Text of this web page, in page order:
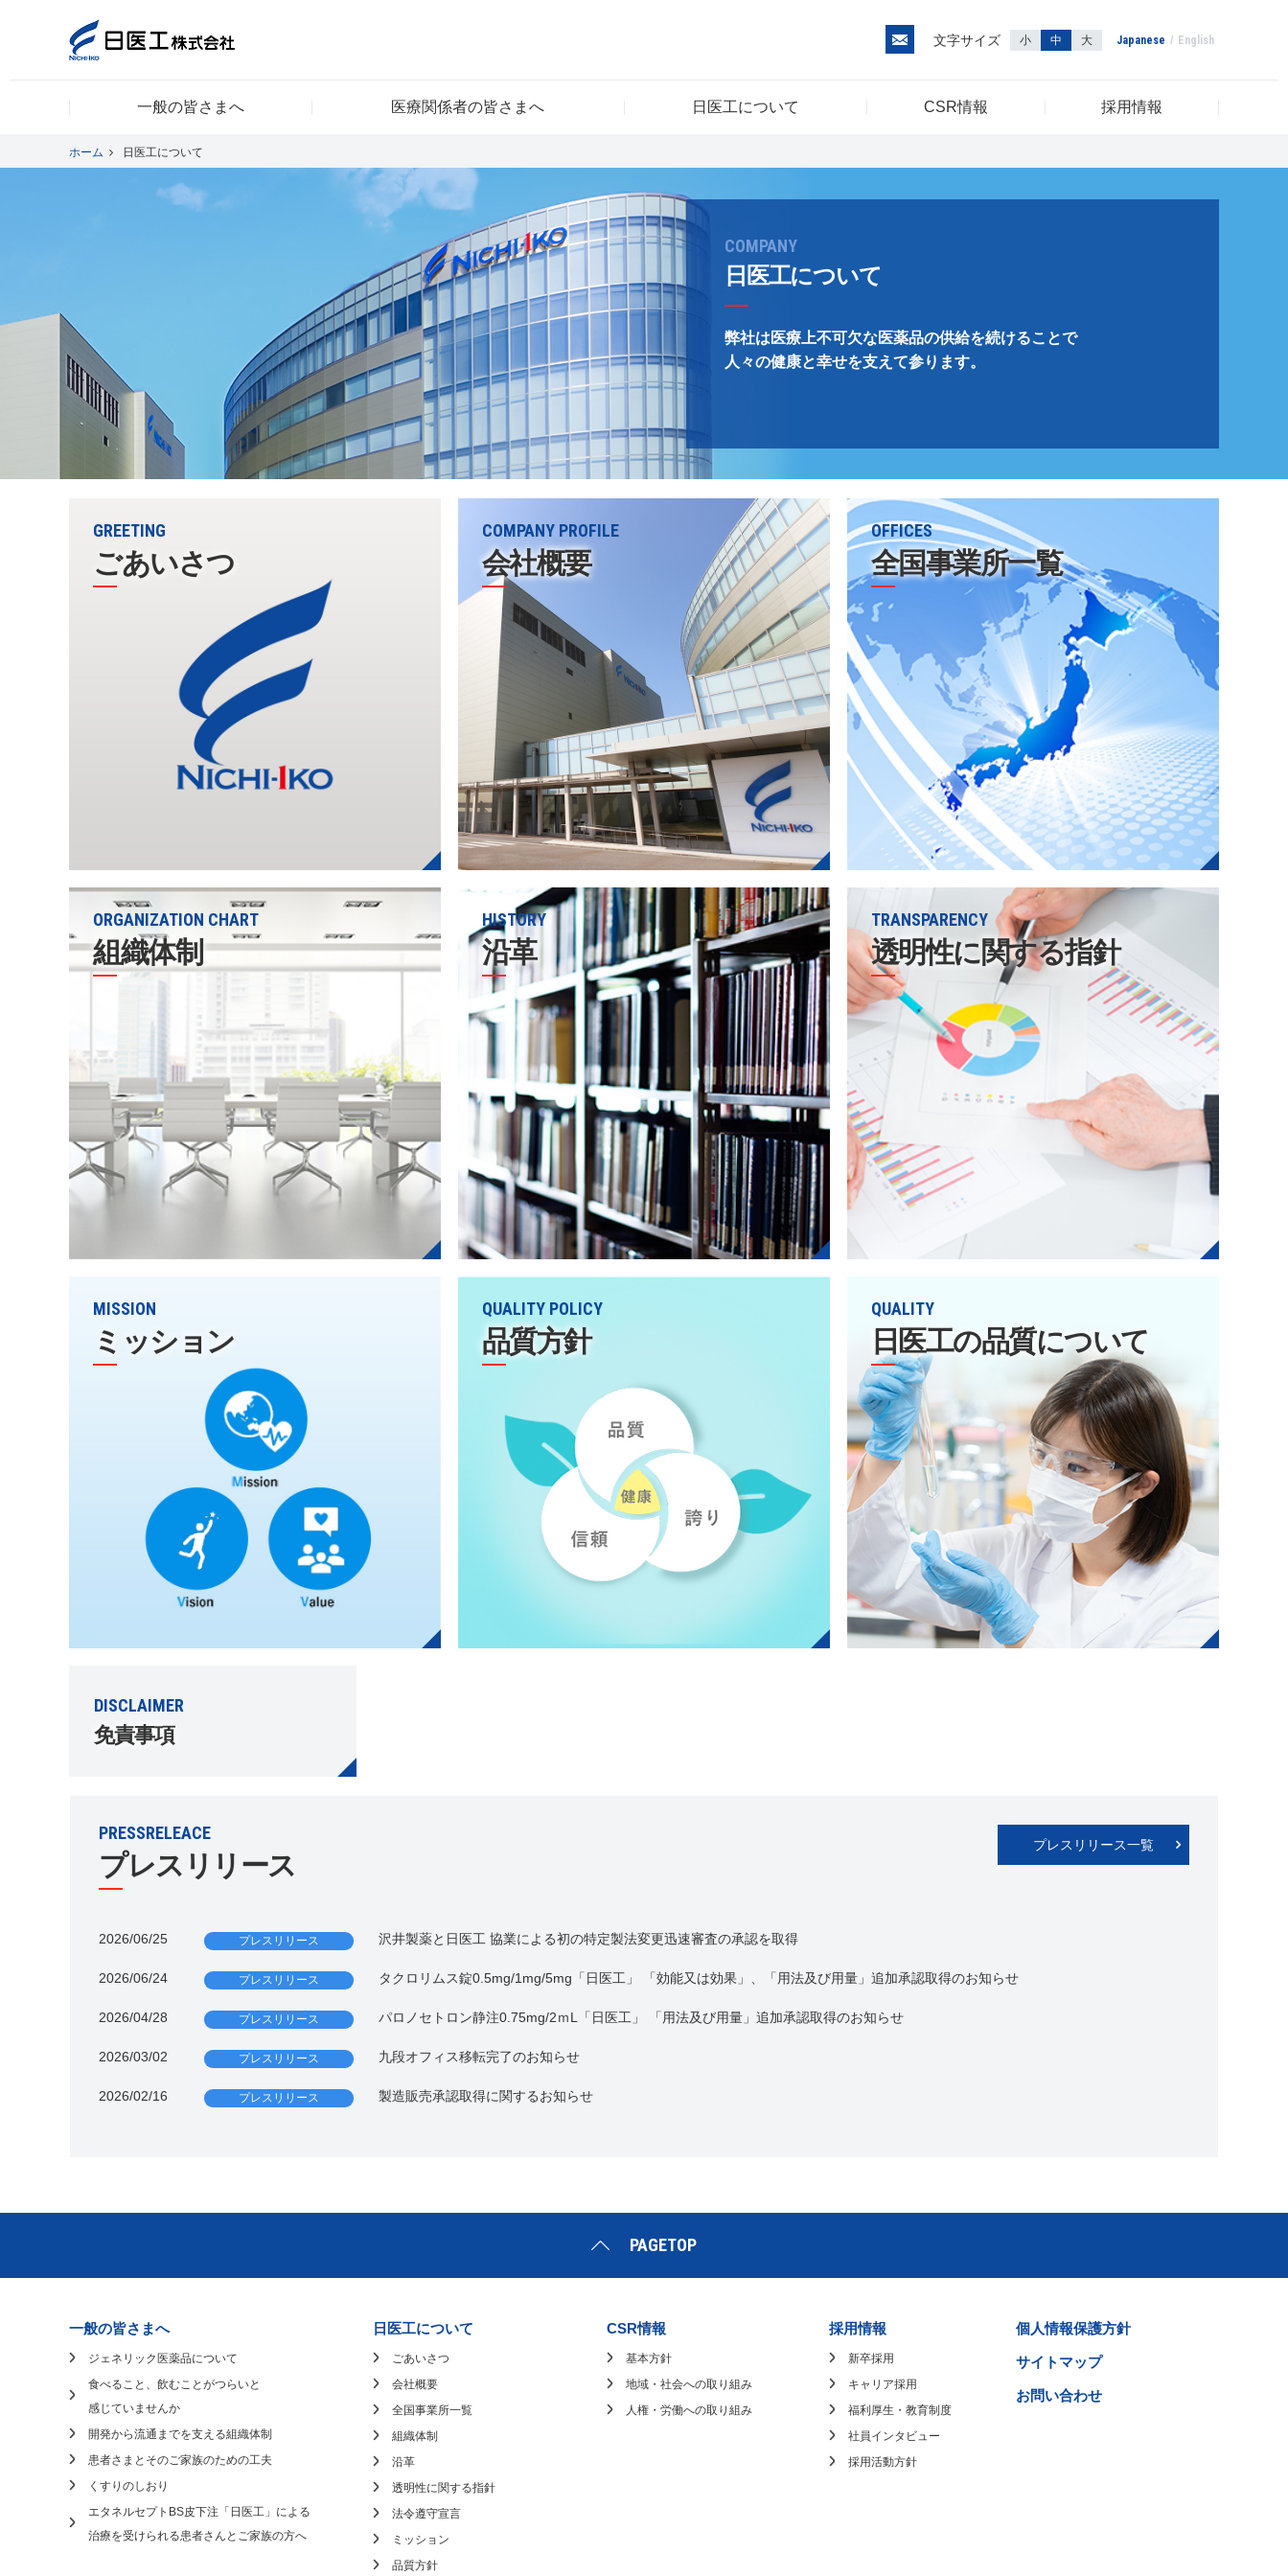
文字サイズ 小 中 大 Japanese English
一般の皆さまへ 医療関係者の皆さまへ 日医工について CSR情報
採用情報
医療関係者の皆さまへ
採用情報
Japanese English
ホーム 日医工について
COMPANY
日医工について
弊社は医療上不可欠な医薬品の供給を続けることで
人々の健康と幸せを支えて参ります。
GREETING
ごあいさつ
COMPANY PROFILE
会社概要
OFFICES
全国事業所一覧
ORGANIZATION CHART
組織体制
HISTORY
沿革
TRANSPARENCY
透明性に関する指針
MISSION
ミッション
QUALITY POLICY
品質方針
QUALITY
日医工の品質について
DISCLAIMER
免責事項
PRESSRELEACE
プレスリリース
2026/06/25 プレスリリース 沢井製薬と日医工 協業による初の特定製法変更迅速審査の承認を取得
2026/06/24 プレスリリース タクロリムス錠0.5mg/1mg/5mg「日医工」 「効能又は効果」、「用法及び用量」追加承認取得のお知らせ
2026/04/28 プレスリリース パロノセトロン静注0.75mg/2ｍL「日医工」 「用法及び用量」追加承認取得のお知らせ
2026/03/02 プレスリリース 九段オフィス移転完了のお知らせ
2026/02/16 プレスリリース 製造販売承認取得に関するお知らせ
プレスリリース一覧
PAGETOP
一般の皆さまへ
ジェネリック医薬品について
食べること、飲むことがつらいと
感じていませんか
開発から流通までを支える組織体制
患者さまとそのご家族のための工夫
くすりのしおり
エタネルセプトBS皮下注「日医工」による
治療を受けられる患者さんとご家族の方へ
日医工について
ごあいさつ
会社概要
全国事業所一覧
組織体制
沿革
透明性に関する指針
法令遵守宣言
ミッション
品質方針
CSR情報
基本方針
地域・社会への取り組み
人権・労働への取り組み
採用情報
新卒採用
キャリア採用
福利厚生・教育制度
社員インタビュー
採用活動方針
個人情報保護方針
サイトマップ
お問い合わせ